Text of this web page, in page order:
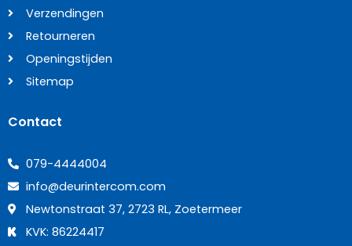
Verzendingen
Retourneren
Openingstijden
Sitemap
Contact
079-4444004
info@deurintercom.com
Newtonstraat 37, 2723 RL, Zoetermeer
KVK: 86224417